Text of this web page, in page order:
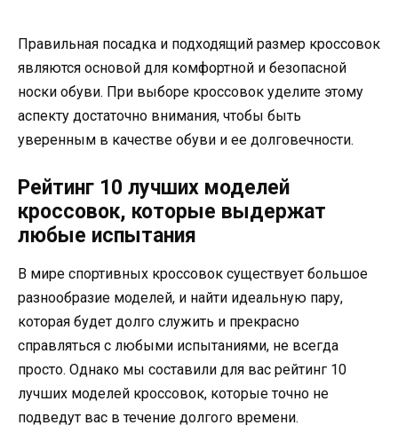
Правильная посадка и подходящий размер кроссовок
являются основой для комфортной и безопасной
носки обуви. При выборе кроссовок уделите этому
аспекту достаточно внимания, чтобы быть
уверенным в качестве обуви и ее долговечности.
Рейтинг 10 лучших моделей
кроссовок, которые выдержат
любые испытания
В мире спортивных кроссовок существует большое
разнообразие моделей, и найти идеальную пару,
которая будет долго служить и прекрасно
справляться с любыми испытаниями, не всегда
просто. Однако мы составили для вас рейтинг 10
лучших моделей кроссовок, которые точно не
подведут вас в течение долгого времени.